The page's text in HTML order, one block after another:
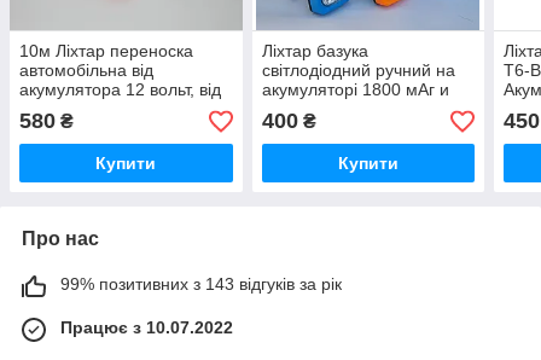
10м Ліхтар переноска
автомобільна від
акумулятора 12 вольт, від
прикурювача, світлодіодна
(з лампочкою)
580 ₴
Купити
Ліхтар базука
світлодіодний ручний на
акумуляторі 1800 мАг и
батарейках, туристичний,
кемпінговий, лєд ліхтар
400₴
Купити
T6-
450
Про нас
99% позитивних з 143 відгуків за рік
Працює з 10.07.2022